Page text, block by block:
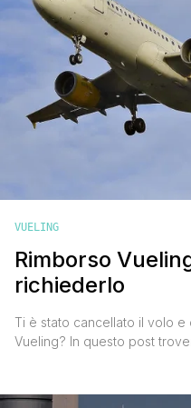
VUELING
Rimborso
richiederlo
Ti è stato cancellato il volo
Vueling? In questo post
confermava la